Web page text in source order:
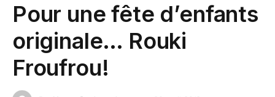
Pour une fête d’enfants
originale… Rouki
Froufrou!